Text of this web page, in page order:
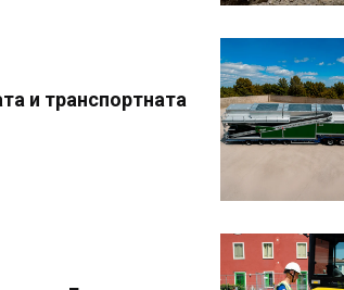
и транспортната